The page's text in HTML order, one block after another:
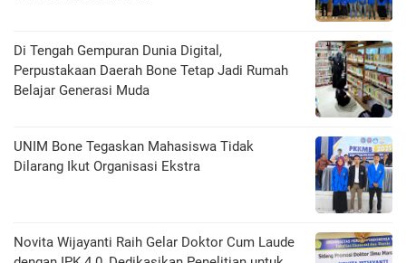
Di Tengah Gempuran Dunia Digital,
Perpustakaan Daerah Bone Tetap Jadi Rumah
Belajar Generasi Muda
UNIM Bone Tegaskan Mahasiswa Tidak
Dilarang Ikut Organisasi Ekstra
Novita Wijayanti Raih Gelar Doktor Cum Laude